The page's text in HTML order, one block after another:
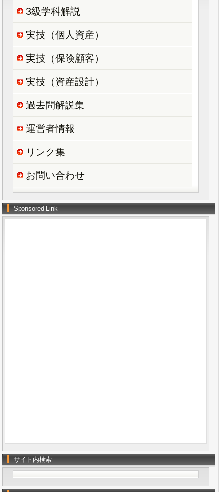
3級学科解説
実技（個人資産）
実技（保険顧客）
実技（資産設計）
過去問解説集
運営者情報
リンク集
お問い合わせ
Sponsored Link
サイト内検索